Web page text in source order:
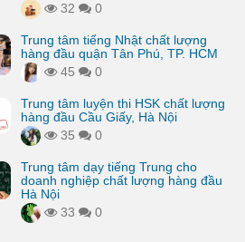
32
0
Trung tâm tiếng Nhật chất lượng
hàng đầu quận Tân Phú, TP. HCM
45
0
Trung tâm luyện thi HSK chất lượng
hàng đầu Cầu Giấy, Hà Nội
35
0
Trung tâm dạy tiếng Trung cho
doanh nghiệp chất lượng hàng đầu
Hà Nội
33
0